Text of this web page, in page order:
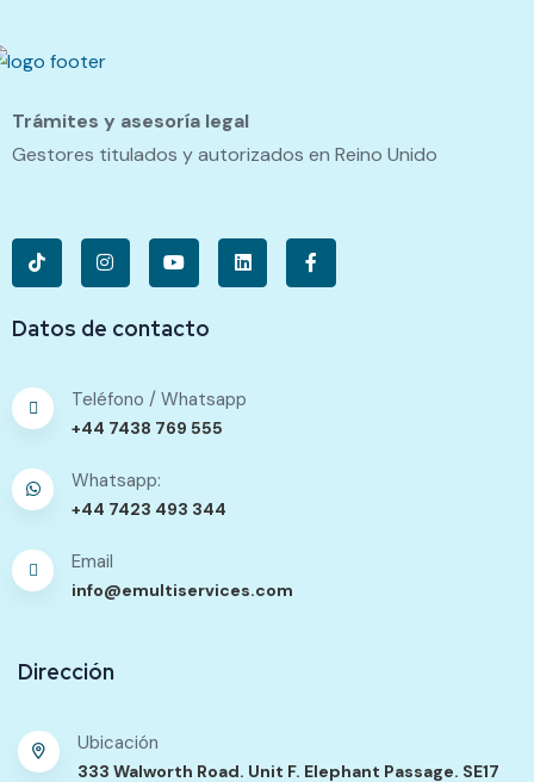
Trámites y asesoría legal
Gestores titulados y autorizados en Reino Unido
Datos de contacto
Teléfono / Whatsapp
+44 7438 769 555
Whatsapp:
+44 7423 493 344
Email
info@emultiservices.com
Dirección
Ubicación
333 Walworth Road. Unit F. Elephant Passage. SE17